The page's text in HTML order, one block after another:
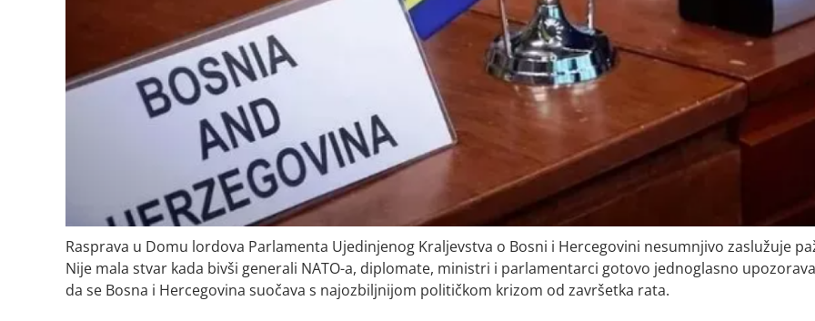
Rasprava u Domu lordova Parlamenta Ujedinjenog Kraljevstva o Bosni i Hercegovini nesumnjivo zaslužuje
Nije mala stvar kada bivši generali NATO-a, diplomate, ministri i parlamentarci gotovo jednoglasno
da se Bosna i Hercegovina suočava s najozbiljnijom političkom krizom od završetka rata.